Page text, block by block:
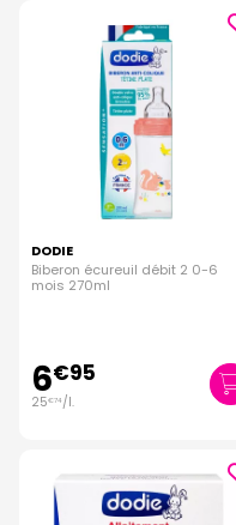
DODIE
Biberon écureuil débit 2 0-6
mois 270ml
6€95
25€74 /l.